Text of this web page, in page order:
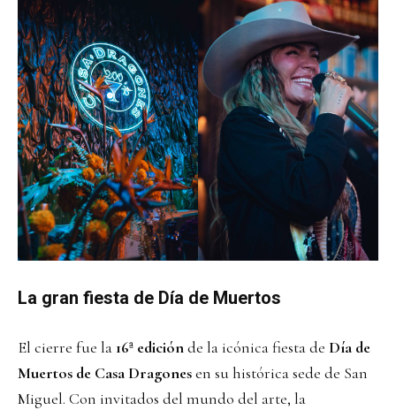
La gran fiesta de Día de Muertos
El cierre fue la 16ª ediciónde la icónica fiesta de Día de
Muertos de Casa Dragonesen su histórica sede de San
Miguel. Con invitados del mundo del arte, la